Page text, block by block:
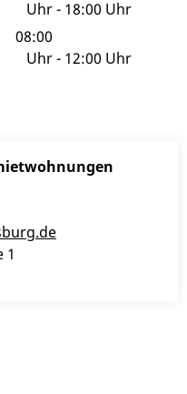
Uhr- 18:00 Uhr
08:00
Uhr- 12:00 Uhr
1